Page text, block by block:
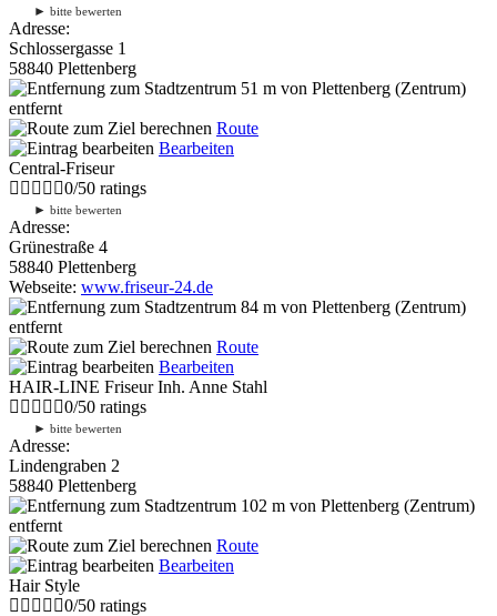
► bitte bewerten
Adresse:
Schlossergasse 1
58840 Plettenberg
51 m von Plettenberg (Zentrum)
entfernt
Route
Bearbeiten
Central-Friseur
0/50 ratings
► bitte bewerten
Adresse:
Grünestraße 4
58840 Plettenberg
Webseite: www.friseur-24.de
84 m von Plettenberg (Zentrum)
entfernt
Route
Bearbeiten
HAIR-LINE Friseur Inh. Anne Stahl
0/50 ratings
► bitte bewerten
Adresse:
Lindengraben 2
58840 Plettenberg
102 m von Plettenberg (Zentrum)
entfernt
Route
Bearbeiten
Hair Style
0/50 ratings